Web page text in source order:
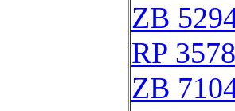
ZB
RP
ZB